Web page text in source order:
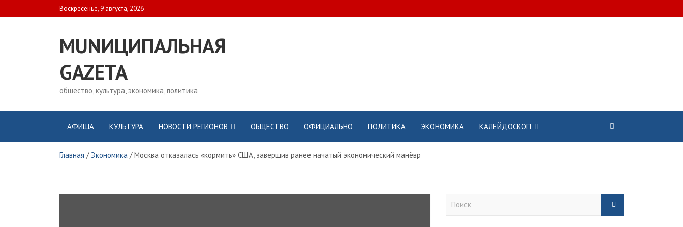
to
Воскресенье, 9 августа, 2026
MUNИЦИПАЛЬНАЯ
GAZЕТА
общество, культура, экономика, политика
АФИША КУЛЬТУРА НОВОСТИ РЕГИОНОВ ОБЩЕСТВО ОФИЦИАЛЬНО ПОЛИТИКА ЭКОНОМИКА КАЛЕЙДОСКОП
Главная Экономика Москва отказалась «кормить» США, завершив ранее начатый экономический манёвр